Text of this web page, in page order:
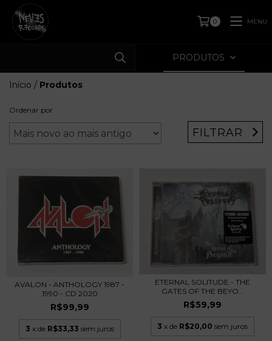
0 MENU
PRODUTOS
Início / Produtos
Ordenar por
FILTRAR
AVALON - ANTHOLOGY 1987 -
1990 - CD 2020
R$99,99
3 x de R$33,33 sem juros
ETERNAL SOLITUDE - THE
GATES OF THE BEYO...
R$59,99
3 x de R$20,00 sem juros